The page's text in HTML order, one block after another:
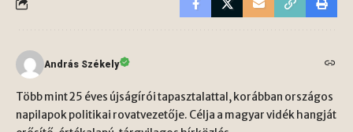
András Székely
Több mint 25 éves újságírói tapasztalattal, korábban országos
napilapok politikai rovatvezetője. Célja a magyar vidék hangját